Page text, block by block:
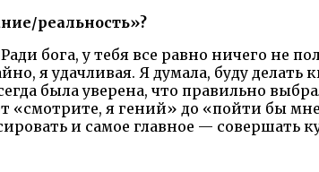
реальность»?
бога, у тебя все равно ничего не
я удачливая. Я думала, буду
была уверена, что правильно
я гений» до «пойти бы мне
и самое главное — совершать